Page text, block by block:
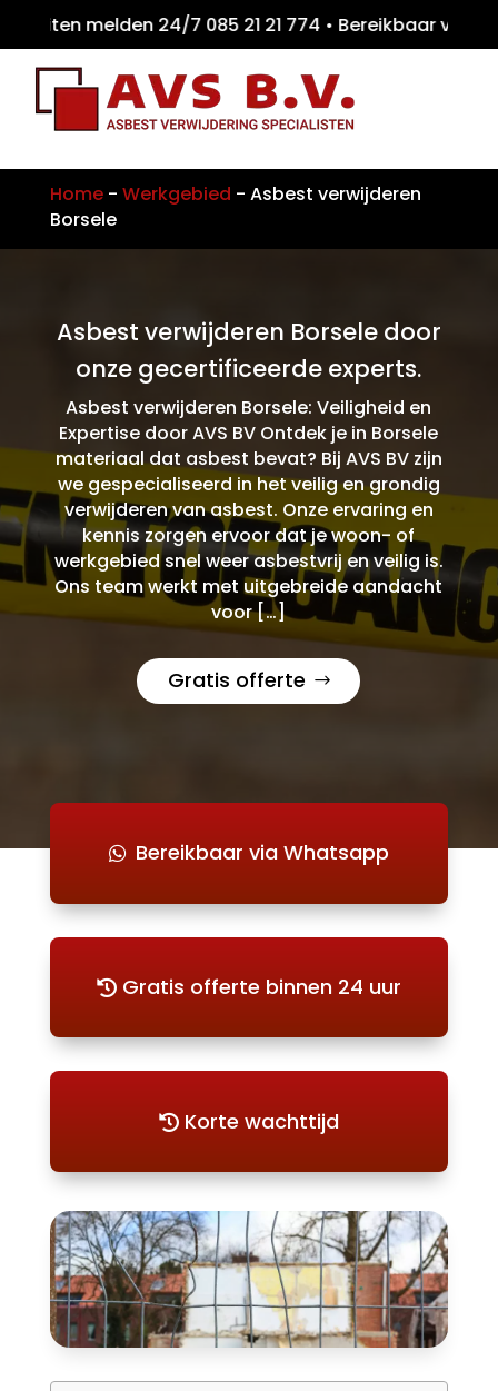
melden 24/7 085 21 21 774 •
Home- Werkgebied - Asbest verwijderen
Borsele
Asbest verwijderen Borsele door
onze gecertificeerde experts.
Asbest verwijderen Borsele: Veiligheid en
Expertise door AVS BV Ontdek je in Borsele
materiaal dat asbest bevat? Bij AVS BV zijn
we gespecialiseerd in het veilig en grondig
verwijderen van asbest. Onze ervaring en
kennis zorgen ervoor dat je woon- of
werkgebied snel weer asbestvrij en veilig is.
Ons team werkt met uitgebreide aandacht
voor […]
Gratis offerte
Bereikbaar via Whatsapp
Gratis offerte binnen 24 uur
Korte wachttijd